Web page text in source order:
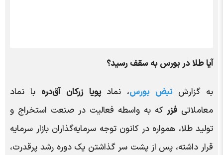
آیا طلا در بورس به سقف رسید؟
به گزارشنبض بورس، نمادپویا زرکان آق‌دره با نماد
معاملاتی فزر که به واسطه فعالیت در صنعت استخراج و
تولید طلا، همواره در کانون توجه سرمایه‌گذاران بازار سرمایه
قرار داشته، پس از پشت سر گذاشتن یک دوره رشد پرقدرت،